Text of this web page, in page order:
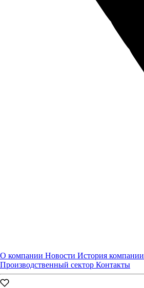
О компании Новости История компании
Производственный сектор Контакты